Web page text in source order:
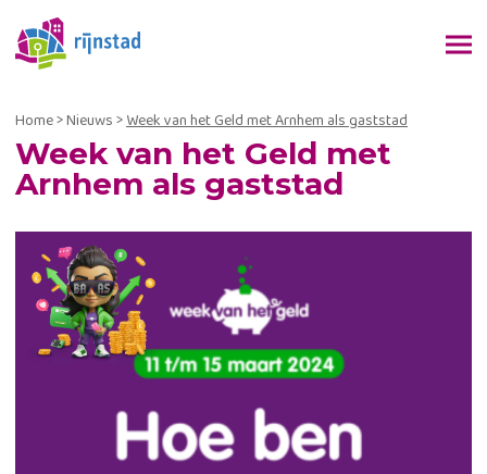
Home>Nieuws>Week van het Geld met Arnhem als gaststad
Week van het Geld met
Arnhem als gaststad